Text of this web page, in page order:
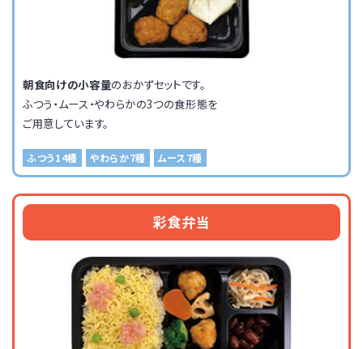
朝食向けの小容量のおかずセットです。
ふつう・ムース・やわらかの3つの食形態を
ご用意しています。
ふつう14種 やわらか7種 ムース7種
彩食弁当